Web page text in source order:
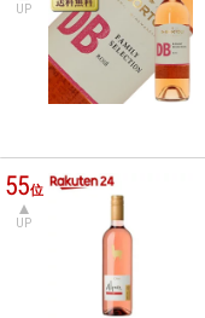
UP
55位
UP